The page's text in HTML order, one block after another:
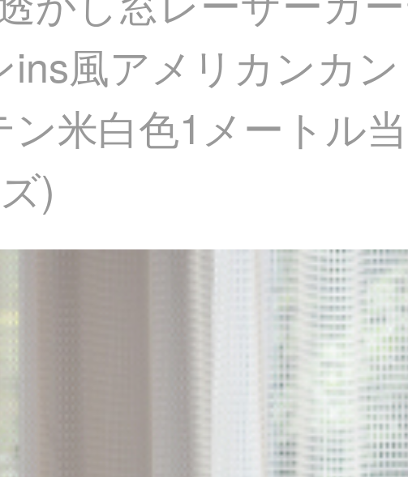
風アメリカンカ
ン米白色1メートル
)